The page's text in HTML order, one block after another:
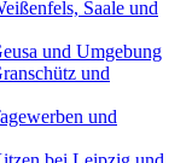
Saale und
und Umgebung
und
und